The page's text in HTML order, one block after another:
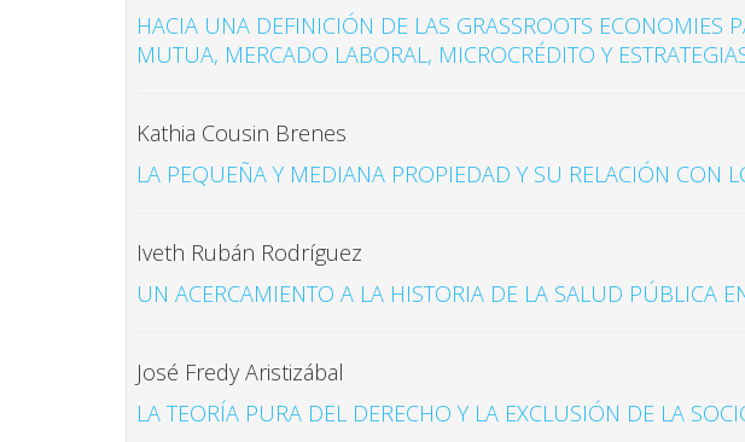
HACIA UNA DEFINICIÓN DE LAS GRASSROOTS ECONOMIES
MUTUA, MERCADO LABORAL, MICROCRÉDITO Y
Kathia Cousin Brenes
LA PEQUEÑA Y MEDIANA PROPIEDAD Y SU RELACIÓN CON
Iveth Rubán Rodríguez
UN ACERCAMIENTO A LA HISTORIA DE LA SALUD PÚBLICA
José Fredy Aristizábal
LA TEORÍA PURA DEL DERECHO Y LA EXCLUSIÓN DE LA